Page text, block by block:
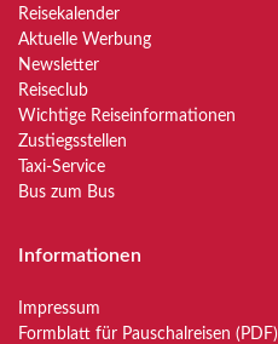
Reisekalender
Aktuelle Werbung
Newsletter
Reiseclub
Wichtige Reiseinformationen
Zustiegsstellen
Taxi-Service
Bus zum Bus
Informationen
Impressum
Formblatt für Pauschalreisen (PDF)